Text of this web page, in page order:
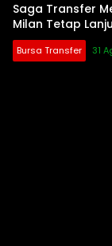
Saga Transfer
Milan Tetap
Bursa Transfer 31